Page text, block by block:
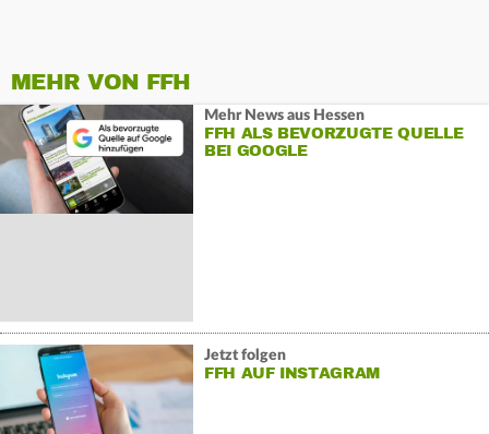
MEHR VON FFH
Mehr News aus Hessen
FFH ALS BEVORZUGTE QUELLE
BEI GOOGLE
Jetzt folgen
FFH AUF INSTAGRAM